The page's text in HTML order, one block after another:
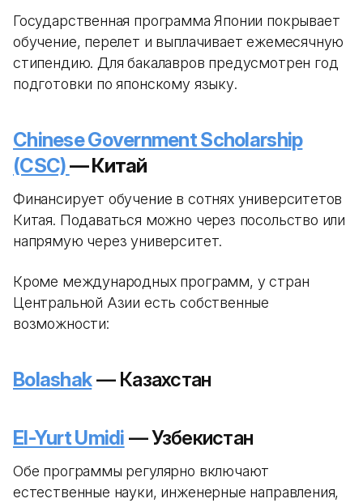
Государственная программа Японии покрывает
обучение, перелет и выплачивает ежемесячную
стипендию. Для бакалавров предусмотрен год
подготовки по японскому языку.
Chinese Government Scholarship
(CSC)— Китай
Финансирует обучение в сотнях университетов
Китая. Подаваться можно через посольство или
напрямую через университет.
Кроме международных программ, у стран
Центральной Азии есть собственные
возможности:
Bolashak— Казахстан
El-Yurt Umidi — Узбекистан
Обе программы регулярно включают
естественные науки, инженерные направления,